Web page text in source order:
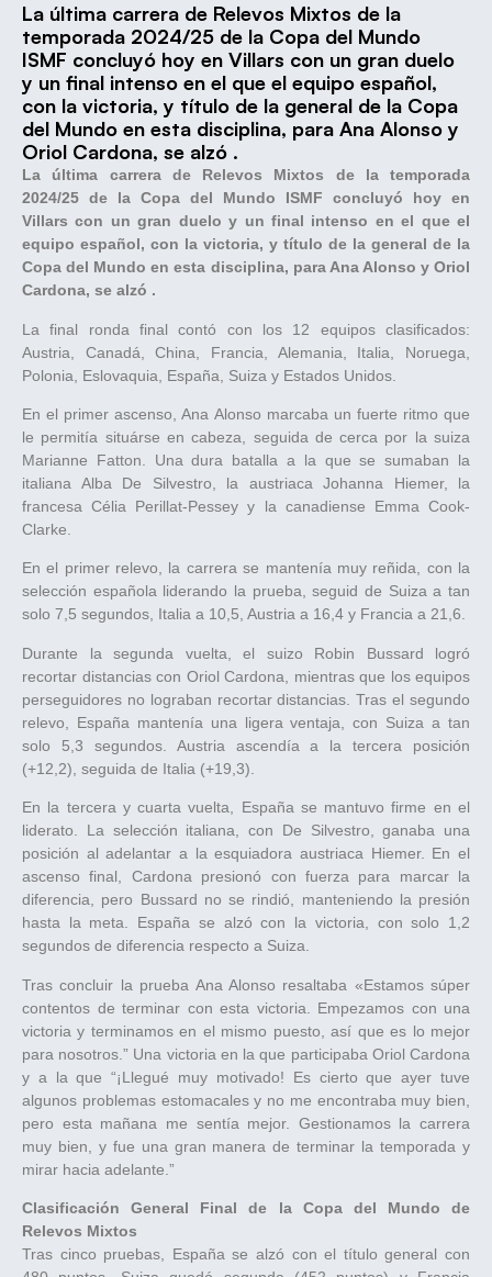
La última carrera de Relevos Mixtos de la
temporada 2024/25 de la Copa del Mundo
ISMF concluyó hoy en Villars con un gran duelo
y un final intenso en el que el equipo español,
con la victoria, y título de la general de la Copa
del Mundo en esta disciplina, para Ana Alonso y
Oriol Cardona, se alzó .
La última carrera de Relevos Mixtos de la temporada
2024/25 de la Copa del Mundo ISMF concluyó hoy en
Villars con un gran duelo y un final intenso en el que el
equipo español, con la victoria, y título de la general de la
Copa del Mundo en esta disciplina, para Ana Alonso y Oriol
Cardona, se alzó .
La final ronda final contó con los 12 equipos clasificados:
Austria, Canadá, China, Francia, Alemania, Italia, Noruega,
Polonia, Eslovaquia, España, Suiza y Estados Unidos.
En el primer ascenso, Ana Alonso marcaba un fuerte ritmo que
le permitía situárse en cabeza, seguida de cerca por la suiza
Marianne Fatton. Una dura batalla a la que se sumaban la
italiana Alba De Silvestro, la austriaca Johanna Hiemer, la
francesa Célia Perillat-Pessey y la canadiense Emma Cook-
Clarke.
En el primer relevo, la carrera se mantenía muy reñida, con la
selección española liderando la prueba, seguid de Suiza a tan
solo 7,5 segundos, Italia a 10,5, Austria a 16,4 y Francia a 21,6.
Durante la segunda vuelta, el suizo Robin Bussard logró
recortar distancias con Oriol Cardona, mientras que los equipos
perseguidores no lograban recortar distancias. Tras el segundo
relevo, España mantenía una ligera ventaja, con Suiza a tan
solo 5,3 segundos. Austria ascendía a la tercera posición
(+12,2), seguida de Italia (+19,3).
En la tercera y cuarta vuelta, España se mantuvo firme en el
liderato. La selección italiana, con De Silvestro, ganaba una
posición al adelantar a la esquiadora austriaca Hiemer. En el
ascenso final, Cardona presionó con fuerza para marcar la
diferencia, pero Bussard no se rindió, manteniendo la presión
hasta la meta. España se alzó con la victoria, con solo 1,2
segundos de diferencia respecto a Suiza.
Tras concluir la prueba Ana Alonso resaltaba «Estamos súper
contentos de terminar con esta victoria. Empezamos con una
victoria y terminamos en el mismo puesto, así que es lo mejor
para nosotros.” Una victoria en la que participaba Oriol Cardona
y a la que “¡Llegué muy motivado! Es cierto que ayer tuve
algunos problemas estomacales y no me encontraba muy bien,
pero esta mañana me sentía mejor. Gestionamos la carrera
muy bien, y fue una gran manera de terminar la temporada y
mirar hacia adelante.”
Clasificación General Final de la Copa del Mundo de
Relevos Mixtos
Tras cinco pruebas, España se alzó con el título general con